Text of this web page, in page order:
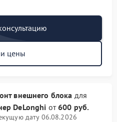
цены
внешнего блока для
DeLonghi от600 руб.
дату 06.08.2026